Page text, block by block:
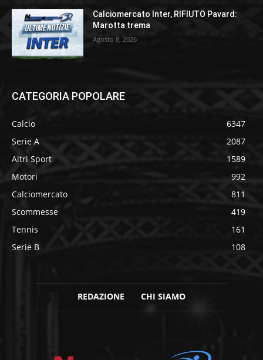
Calciomercato Inter, RIFIUTO Pavard:
Marotta trema
Agosto 8, 2026
CATEGORIA POPOLARE
Calcio
6347
Serie A
2087
Altri Sport
1589
Motori
992
Calciomercato
811
Scommesse
419
Tennis
161
Serie B
108
REDAZIONE CHI SIAMO